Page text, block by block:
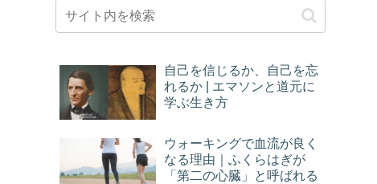
自己を信じるか、自己を忘
れるか | エマソンと道元に
学ぶ生き方
ウォーキングで血流が良く
なる理由｜ふくらはぎが
「第二の心臓」と呼ばれる